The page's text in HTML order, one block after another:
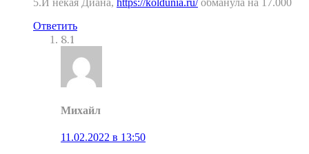
Ответить
8.1
Михайл
11.02.2022 в 13:50